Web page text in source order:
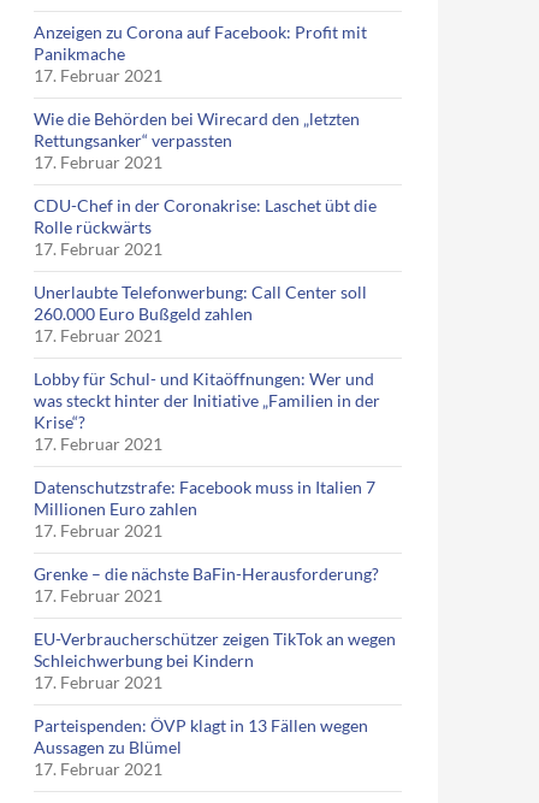
Anzeigen zu Corona auf Facebook: Profit mit
Panikmache
17. Februar 2021
Wie die Behörden bei Wirecard den „letzten
Rettungsanker“ verpassten
17. Februar 2021
CDU-Chef in der Coronakrise: Laschet übt die
Rolle rückwärts
17. Februar 2021
Unerlaubte Telefonwerbung: Call Center soll
260.000 Euro Bußgeld zahlen
17. Februar 2021
Lobby für Schul- und Kitaöffnungen: Wer und
was steckt hinter der Initiative „Familien in der
Krise“?
17. Februar 2021
Datenschutzstrafe: Facebook muss in Italien 7
Millionen Euro zahlen
17. Februar 2021
Grenke – die nächste BaFin-Herausforderung?
17. Februar 2021
EU-Verbraucherschützer zeigen TikTok an wegen
Schleichwerbung bei Kindern
17. Februar 2021
Parteispenden: ÖVP klagt in 13 Fällen wegen
Aussagen zu Blümel
17. Februar 2021